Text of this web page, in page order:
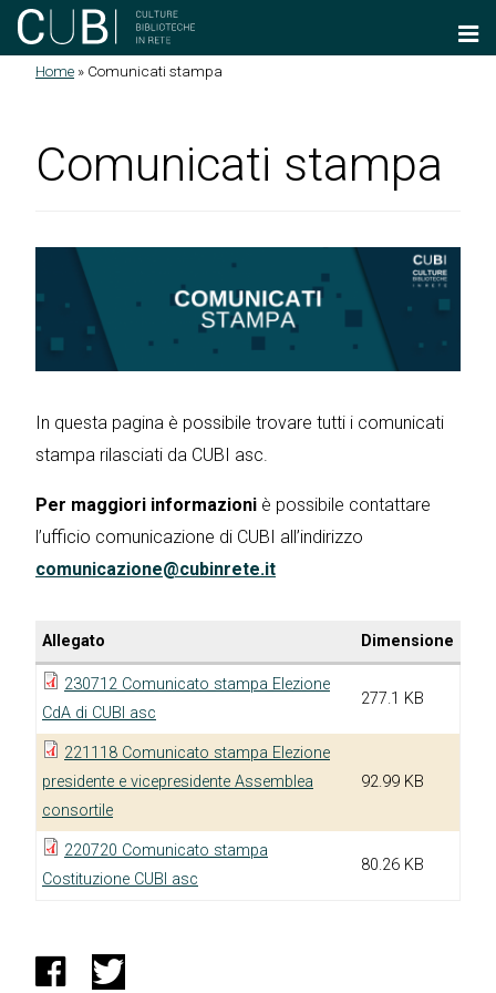
Salta al contenuto principale
Home » Comunicati stampa
Comunicati stampa
In questa pagina è possibile trovare tutti i comunicati
stampa rilasciati da CUBI asc.
Per maggiori informazioni è possibile contattare
l’ufficio comunicazione di CUBI all’indirizzo
comunicazione@cubinrete.it
Allegato Dimensione
230712 Comunicato stampa Elezione
CdA di CUBI asc
277.1 KB
221118 Comunicato stampa Elezione
presidente e vicepresidente Assemblea
consortile
92.99 KB
220720 Comunicato stampa
Costituzione CUBI asc
80.26 KB